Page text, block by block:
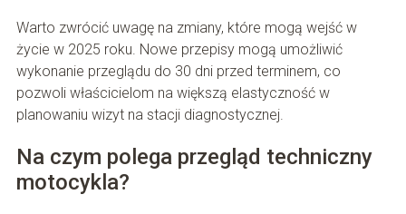
Warto zwrócić uwagę na zmiany, które mogą wejść w
życie w 2025 roku. Nowe przepisy mogą umożliwić
wykonanie przeglądu do 30 dni przed terminem, co
pozwoli właścicielom na większą elastyczność w
planowaniu wizyt na stacji diagnostycznej.
Na czym polega przegląd techniczny
motocykla?